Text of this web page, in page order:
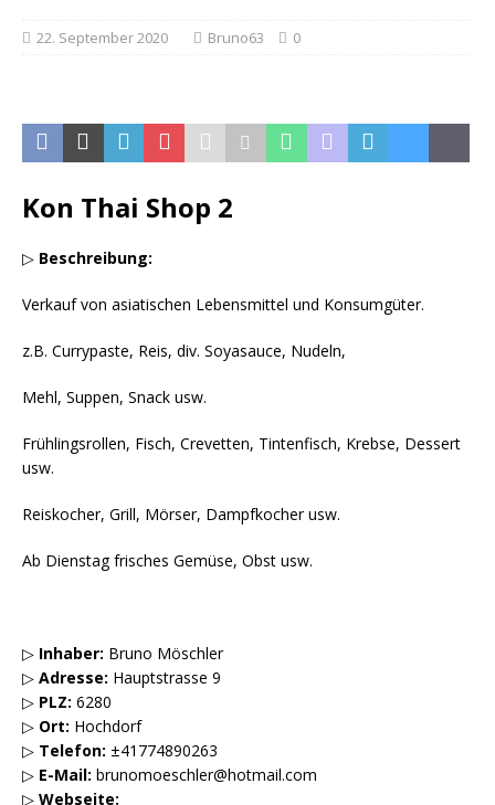
Bruno63 0
Kon Thai Shop 2
▷ Beschreibung:
Verkauf von asiatischen Lebensmittel und Konsumgüter.
z.B. Currypaste, Reis, div. Soyasauce, Nudeln,
Mehl, Suppen, Snack usw.
Frühlingsrollen, Fisch, Crevetten, Tintenfisch, Krebse, Dessert
usw.
Reiskocher, Grill, Mörser, Dampfkocher usw.
Ab Dienstag frisches Gemüse, Obst usw.
▷ Inhaber: Bruno Möschler
▷ Adresse: Hauptstrasse 9
▷ PLZ: 6280
▷ Ort: Hochdorf
▷ Telefon: ±41774890263
▷ E-Mail: brunomoeschler@hotmail.com
▷ Webseite: